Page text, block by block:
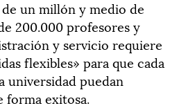
un millón y medio de
200.000 profesores y
y servicio requiere
flexibles» para que cada
universidad puedan
forma exitosa.